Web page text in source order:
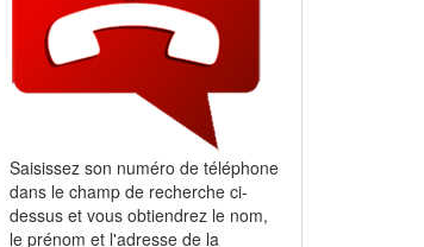
Saisissez son numéro de téléphone
dans le champ de recherche ci-
dessus et vous obtiendrez le nom,
le prénom et l'adresse de la